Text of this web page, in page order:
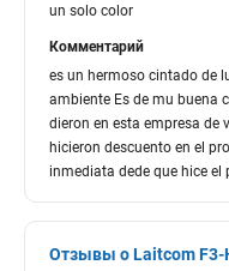
un solo color
Комментарий
es un hermoso cintado de
ambiente Es de mu buena
dieron en esta empresa de
hicieron descuento en el
inmediata dede que hice el
Отзывы о Laitcom F3-